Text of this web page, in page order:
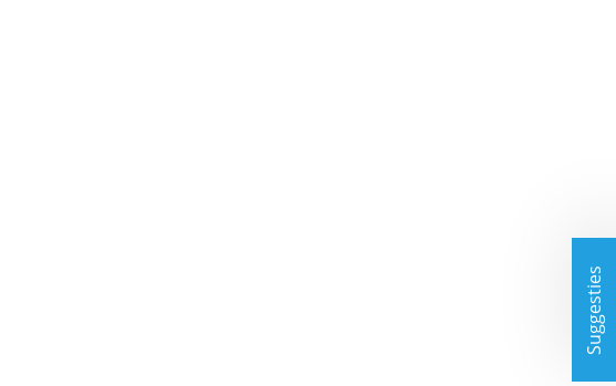
Suggesties